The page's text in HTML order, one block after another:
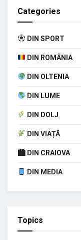
Categories
DIN SPORT
DIN ROMÂNIA
DIN OLTENIA
DIN LUME
DIN DOLJ
DIN VIAȚĂ
🏙 DIN CRAIOVA
DIN MEDIA
Topics